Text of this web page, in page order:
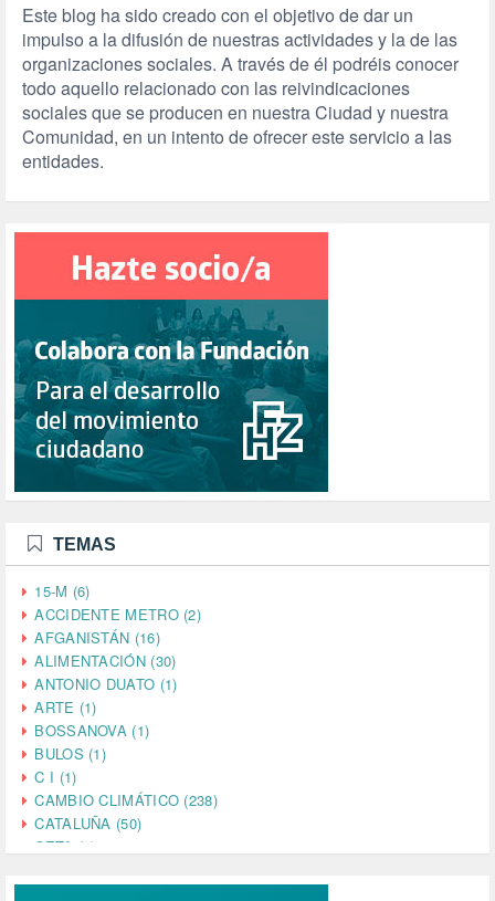
Este blog ha sido creado con el objetivo de dar un
impulso a la difusión de nuestras actividades y la de las
organizaciones sociales. A través de él podréis conocer
todo aquello relacionado con las reivindicaciones
sociales que se producen en nuestra Ciudad y nuestra
Comunidad, en un intento de ofrecer este servicio a las
entidades.
TEMAS
15-M (6)
ACCIDENTE METRO (2)
AFGANISTÁN (16)
ALIMENTACIÓN (30)
ANTONIO DUATO (1)
ARTE (1)
BOSSANOVA (1)
BULOS (1)
C I (1)
CAMBIO CLIMÁTICO (238)
CATALUÑA (50)
CETA (2)